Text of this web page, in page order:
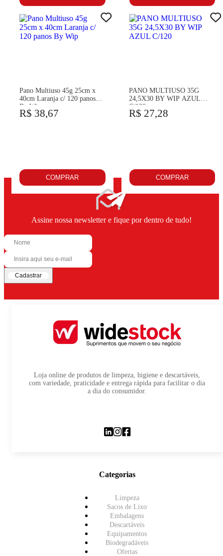
Pano Multiuso 45g 25cm x
40cm Laranja c/ 120 panos
By Wip
R$ 38,67
COMPRAR
PANO MULTIUSO 35G
24,5X30 BY WIP AZUL
C/120
R$ 27,28
COMPRAR
Assine nossa newsletter e fique por dentro de tudo!
Cadastrar
Loja online de produtos de limpeza, higiene e descartáveis,
com variedade, praticidade e entrega rápida para facilitar o dia
a dia do consumidor.
Categorias
Limpeza
Sacos de Lixo
Embalagens
Descartáveis
Equipamentos
Biodegradáveis
Ofertas